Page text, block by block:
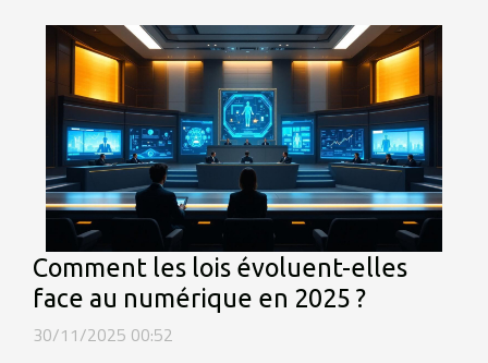
Comment les lois évoluent-elles
face au numérique en 2025 ?
30/11/2025 00:52